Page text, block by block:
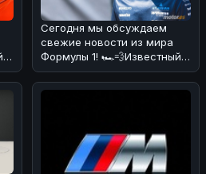
Сегодня мы обсуждаем
свежие новости из мира
Формулы 1! 🏎️💨Известный
эксперт и бывший пилот
Формулы